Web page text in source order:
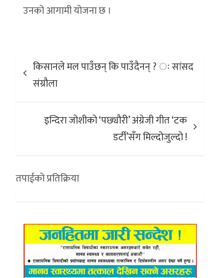
उनको आगामी योजना छ ।
Post
navigation
किसानले मल पाउँछन् कि पाउँदैनन् ? ः सांसद
संग्रौला
इन्दिरा जोशीको ‘पछ्यौरी’ अंग्रेजी गीत ‘टक
डर्टी’सँग मिल्दोजुल्दो !
तपाईको प्रतिक्रिया